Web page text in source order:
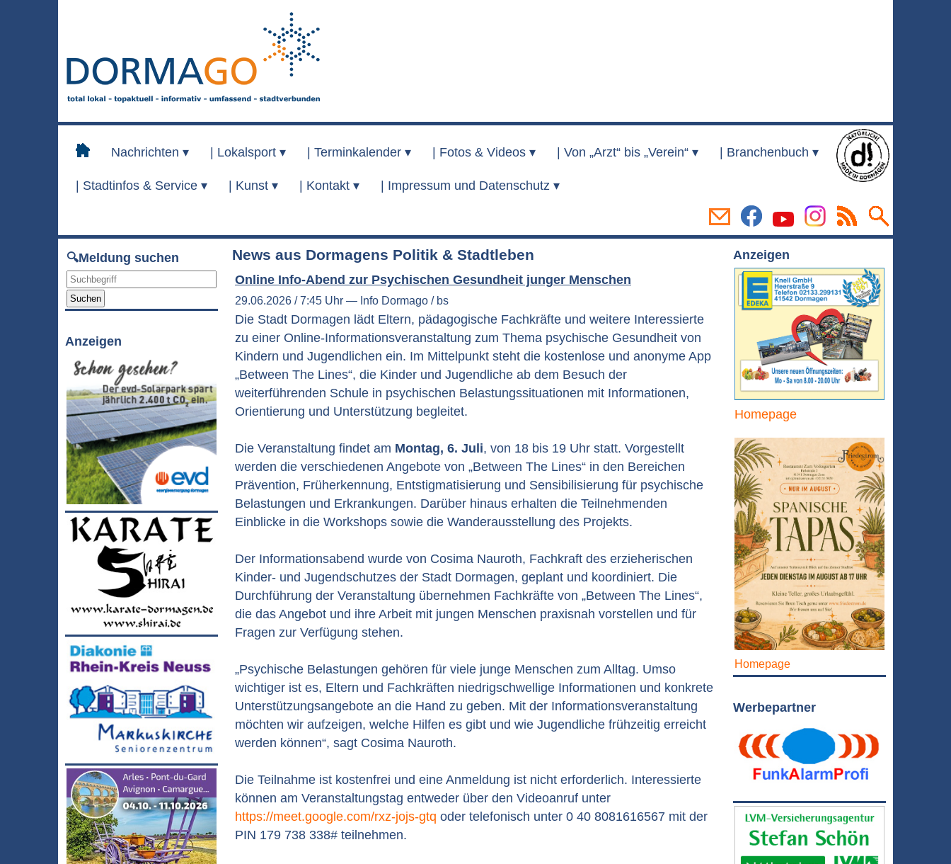
Nachrichten ▾ Lokalsport ▾ Terminkalender ▾ Fotos & Videos ▾ Von „Arzt“ bis „Verein“ ▾ Branchenbuch ▾
Stadtinfos & Service ▾ Kunst ▾ Kontakt ▾ Impressum und Datenschutz ▾
🔍Meldung suchen
Suchen
Anzeigen
News aus Dormagens Politik & Stadtleben
Online Info-Abend zur Psychischen Gesundheit junger Menschen
29.06.2026 / 7:45 Uhr — Info Dormago / bs
Die Stadt Dormagen lädt Eltern, pädagogische Fachkräfte und weitere Interessierte
zu einer Online-Informationsveranstaltung zum Thema psychische Gesundheit von
Kindern und Jugendlichen ein. Im Mittelpunkt steht die kostenlose und anonyme App
„Between The Lines“, die Kinder und Jugendliche ab dem Besuch der
weiterführenden Schule in psychischen Belastungssituationen mit Informationen,
Orientierung und Unterstützung begleitet.
Die Veranstaltung findet am Montag, 6. Juli, von 18 bis 19 Uhr statt. Vorgestellt
werden die verschiedenen Angebote von „Between The Lines“ in den Bereichen
Prävention, Früherkennung, Entstigmatisierung und Sensibilisierung für psychische
Belastungen und Erkrankungen. Darüber hinaus erhalten die Teilnehmenden
Einblicke in die Workshops sowie die Wanderausstellung des Projekts.
Der Informationsabend wurde von Cosima Nauroth, Fachkraft des erzieherischen
Kinder- und Jugendschutzes der Stadt Dormagen, geplant und koordiniert. Die
Durchführung der Veranstaltung übernehmen Fachkräfte von „Between The Lines“,
die das Angebot und ihre Arbeit mit jungen Menschen praxisnah vorstellen und für
Fragen zur Verfügung stehen.
„Psychische Belastungen gehören für viele junge Menschen zum Alltag. Umso
wichtiger ist es, Eltern und Fachkräften niedrigschwellige Informationen und konkrete
Unterstützungsangebote an die Hand zu geben. Mit der Informationsveranstaltung
möchten wir aufzeigen, welche Hilfen es gibt und wie Jugendliche frühzeitig erreicht
werden können“, sagt Cosima Nauroth.
Die Teilnahme ist kostenfrei und eine Anmeldung ist nicht erforderlich. Interessierte
können am Veranstaltungstag entweder über den Videoanruf unter
https://meet.google.com/rxz-jojs-gtq oder telefonisch unter 0 40 8081616567 mit der
PIN 179 738 338# teilnehmen.
Anzeigen
Homepage
Homepage
Werbepartner